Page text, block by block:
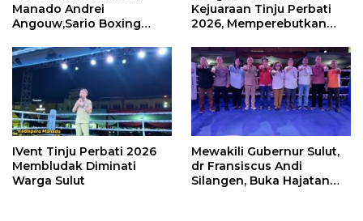
Manado Andrei
Angouw,Sario Boxing
Perbati 2026
Kejuaraan Tinju Perbati
2026, Memperebutkan
IVent Tinju Perbati 2026
Membludak Diminati
Warga Sulut
Mewakili Gubernur Sulut,
dr Fransiscus Andi
Silangen, Buka Hajatan